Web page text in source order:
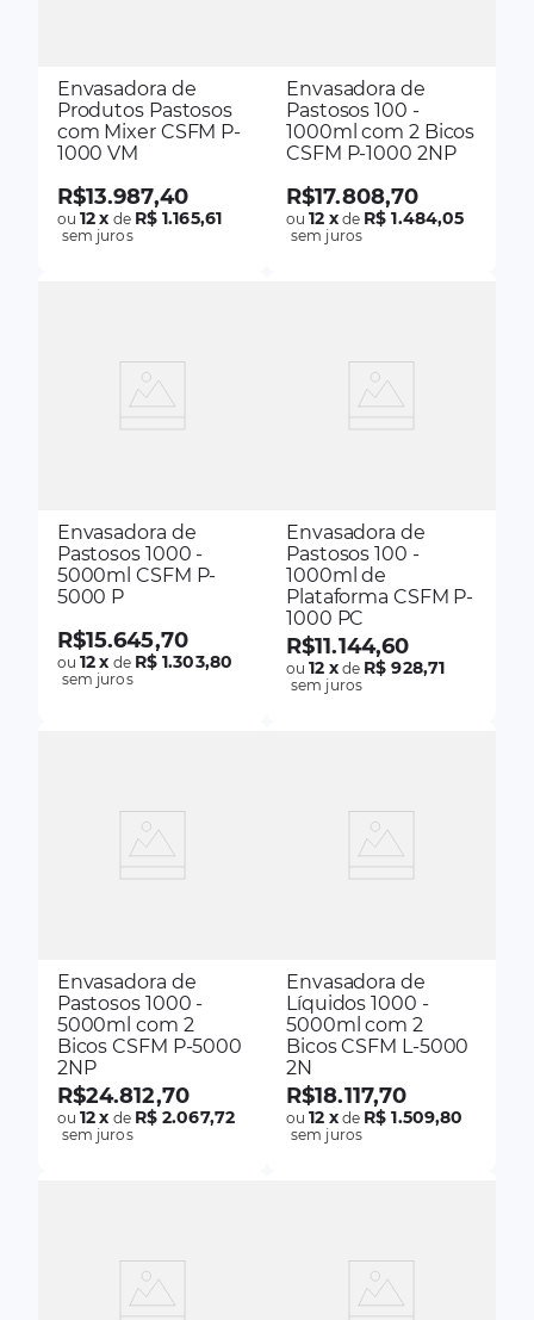
Envasadora de
Produtos Pastosos
com Mixer CSFM P-
1000 VM
R$13.987,40
ou12x de R$ 1.165,61
sem juros
Envasadora de
Pastosos 100 -
1000ml com 2 Bicos
CSFM P-1000 2NP
R$17.808,70
ou12 xde R$ 1.484,05
sem juros
Envasadora de
Pastosos 1000 -
5000ml CSFM P-
5000 P
R$15.645,70
ou12x de R$ 1.303,80
sem juros
Envasadora de
Pastosos 100 -
1000ml de
Plataforma CSFM P-
1000 PC
R$11.144,60
ou12 xde R$ 928,71
sem juros
Envasadora de
Pastosos 1000 -
5000ml com 2
Bicos CSFM P-5000
2NP
R$24.812,70
ou12x de R$ 2.067,72
sem juros
Envasadora de
Líquidos 1000 -
5000ml com 2
Bicos CSFM L-5000
2N
R$18.117,70
ou12 xde R$ 1.509,80
sem juros